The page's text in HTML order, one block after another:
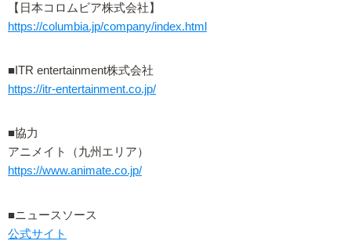
【日本コロムビア株式会社】
https://columbia.jp/company/index.html
■ITR entertainment株式会社
https://itr-entertainment.co.jp/
■協力
アニメイト（九州エリア）
https://www.animate.co.jp/
■ニュースソース
公式サイト